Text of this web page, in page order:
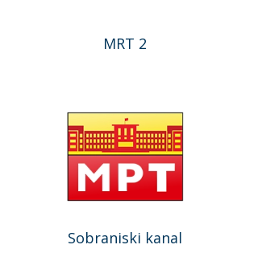
MRT 2
Sobraniski kanal